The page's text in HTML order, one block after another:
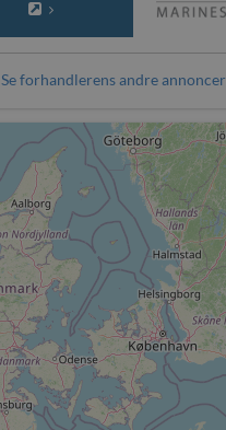
Se forhandlerens andre annoncer